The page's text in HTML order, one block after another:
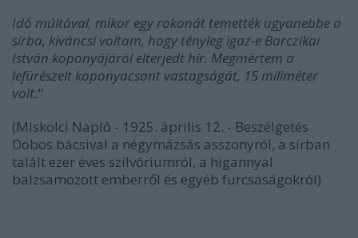
Idő múltával, mikor egy rokonát temették ugyanebbe a
sírba, kiváncsi voltam, hogy tényleg igaz-e Barczikai
István koponyájáról elterjedt hír. Megmértem a
lefürészelt koponyacsont vastagságát, 15 miliméter
volt."
(Miskolci Napló - 1925. április 12. - Beszélgetés
Dobos bácsival a négymázsás asszonyról, a sírban
talált ezer éves szilvóriumról, a higannyal
balzsamozott emberről és egyéb furcsaságokról)